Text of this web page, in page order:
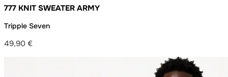
777 KNIT SWEATER ARMY
Tripple Seven
49,90 €